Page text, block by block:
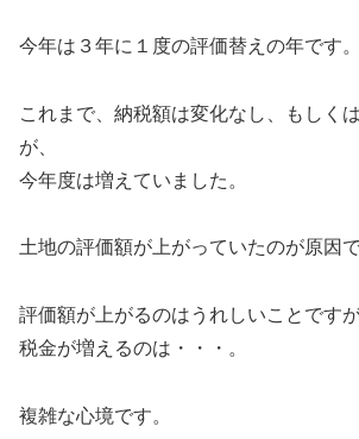
今年は３年に１度の評価替えの年です。
これまで、納税額は変化なし、もしく
が、
今年度は増えていました。
土地の評価額が上がっていたのが原因で
評価額が上がるのはうれしいことですが
税金が増えるのは・・・。
複雑な心境です。